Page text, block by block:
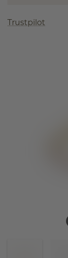
Trustpilot